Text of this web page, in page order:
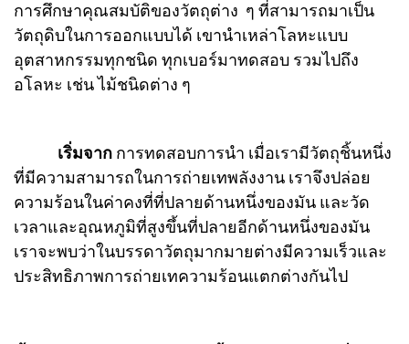
การศึกษาคุณสมบัติของวัตถุต่าง ๆ ที่สามารถมาเป็น
วัตถุดิบในการออกแบบได้ เขานำเหล่าโลหะแบบ
อุตสาหกรรมทุกชนิด ทุกเบอร์มาทดสอบ รวมไปถึง
อโลหะ เช่น ไม้ชนิดต่าง ๆ
เริ่มจาก การทดสอบการนำ เมื่อเรามีวัตถุชิ้นหนึ่ง
ที่มีความสามารถในการถ่ายเทพลังงาน เราจึงปล่อย
ความร้อนในค่าคงที่ที่ปลายด้านหนึ่งของมัน และวัด
เวลาและอุณหภูมิที่สูงขึ้นที่ปลายอีกด้านหนึ่งของมัน
เราจะพบว่าในบรรดาวัตถุมากมายต่างมีความเร็วและ
ประสิทธิภาพการถ่ายเทความร้อนแตกต่างกันไป